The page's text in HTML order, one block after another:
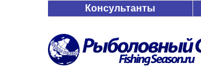
Консультанты